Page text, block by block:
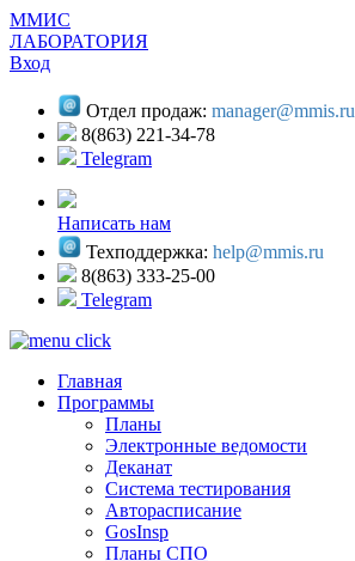
ММИС
ЛАБОРАТОРИЯ
Вход
Отдел продаж: manager@mmis.ru
8(863) 221-34-78
Telegram
Написать нам
Техподдержка: help@mmis.ru
8(863) 333-25-00
Telegram
Главная
Программы
Планы
Электронные ведомости
Деканат
Система тестирования
Авторасписание
GosInsp
Планы СПО